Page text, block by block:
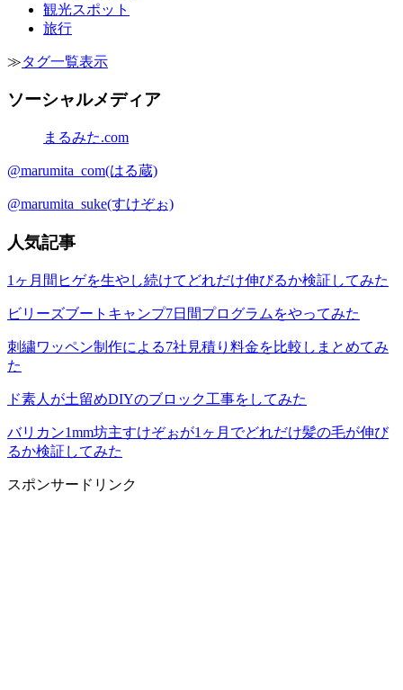
観光スポット
旅行
≫タグ一覧表示
ソーシャルメディア
まるみた.com
@marumita_com(はる蔵)
@marumita_suke(すけぞぉ)
人気記事
1ヶ月間ヒゲを生やし続けてどれだけ伸びるか検証してみた
ビリーズブートキャンプ7日間プログラムをやってみた
刺繍ワッペン制作による7社見積り料金を比較しまとめてみ
た
ド素人が土留めDIYのブロック工事をしてみた
バリカン1mm坊主すけぞぉが1ヶ月でどれだけ髪の毛が伸び
るか検証してみた
スポンサードリンク